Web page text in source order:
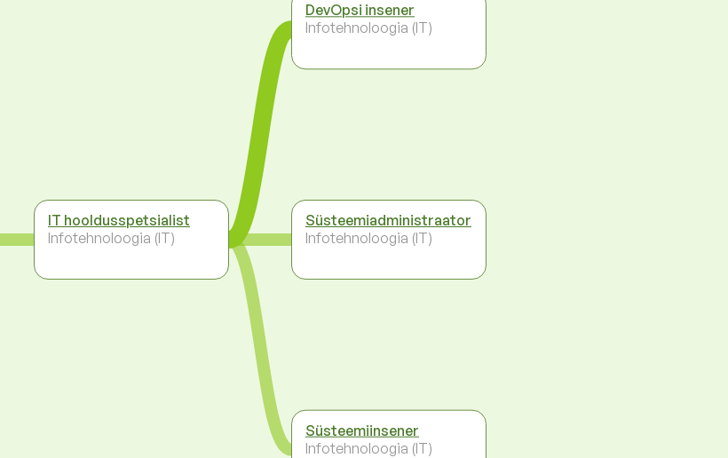
IT hooldusspetsialist
Infotehnoloogia (IT)
DevOpsi insener
Infotehnoloogia (IT)
Süsteemiadministraator
Infotehnoloogia (IT)
Süsteemiinsener
Infotehnoloogia (IT)